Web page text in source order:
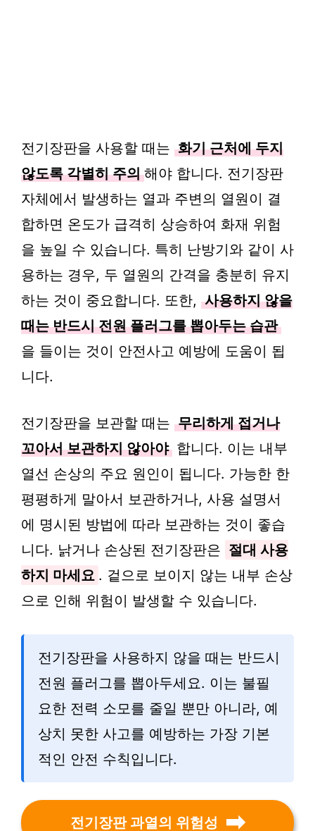
전기장판을 사용할 때는 화기 근처에 두지
않도록 각별히 주의 해야 합니다. 전기장판
자체에서 발생하는 열과 주변의 열원이 결
합하면 온도가 급격히 상승하여 화재 위험
을 높일 수 있습니다. 특히 난방기와 같이 사
용하는 경우, 두 열원의 간격을 충분히 유지
하는 것이 중요합니다. 또한, 사용하지 않을
때는 반드시 전원 플러그를 뽑아두는 습관
을 들이는 것이 안전사고 예방에 도움이 됩
니다.
전기장판을 보관할 때는 무리하게 접거나
꼬아서 보관하지 않아야 합니다. 이는 내부
열선 손상의 주요 원인이 됩니다. 가능한 한
평평하게 말아서 보관하거나, 사용 설명서
에 명시된 방법에 따라 보관하는 것이 좋습
니다. 낡거나 손상된 전기장판은 절대 사용
하지 마세요 . 겉으로 보이지 않는 내부 손상
으로 인해 위험이 발생할 수 있습니다.
전기장판을 사용하지 않을 때는 반드시
전원 플러그를 뽑아두세요. 이는 불필
요한 전력 소모를 줄일 뿐만 아니라, 예
상치 못한 사고를 예방하는 가장 기본
적인 안전 수칙입니다.
전기장판 과열의 위험성